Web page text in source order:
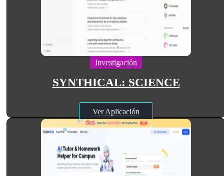
Investigación
SYNTHICAL: SCIENCE
Ver Aplicación